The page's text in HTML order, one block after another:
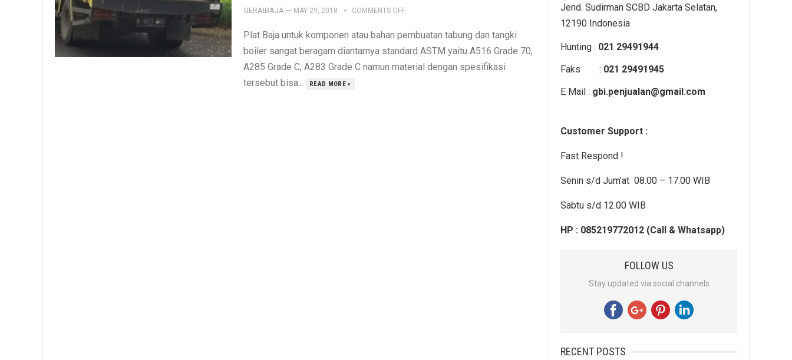
GERAIBAJA — MAY 29, 2018 COMMENTS OFF
Plat Baja untuk komponen atau bahan pembuatan tabung dan tangki
boiler sangat beragam diantarnya standard ASTM yaitu A516 Grade 70,
A285 Grade C, A283 Grade C namun material dengan spesifikasi
tersebut bisa...
READ MORE »
Jend. Sudirman SCBD Jakarta Selatan,
12190 Indonesia
Hunting : 021 29491944
Faks : 021 29491945
E Mail : gbi.penjualan@gmail.com
Customer Support :
Fast Respond !
Senin s/d Jum’at 08.00 – 17.00 WIB
Sabtu s/d 12.00 WIB
HP : 085219772012 (Call & Whatsapp)
FOLLOW US
Stay updated via social channels
RECENT POSTS